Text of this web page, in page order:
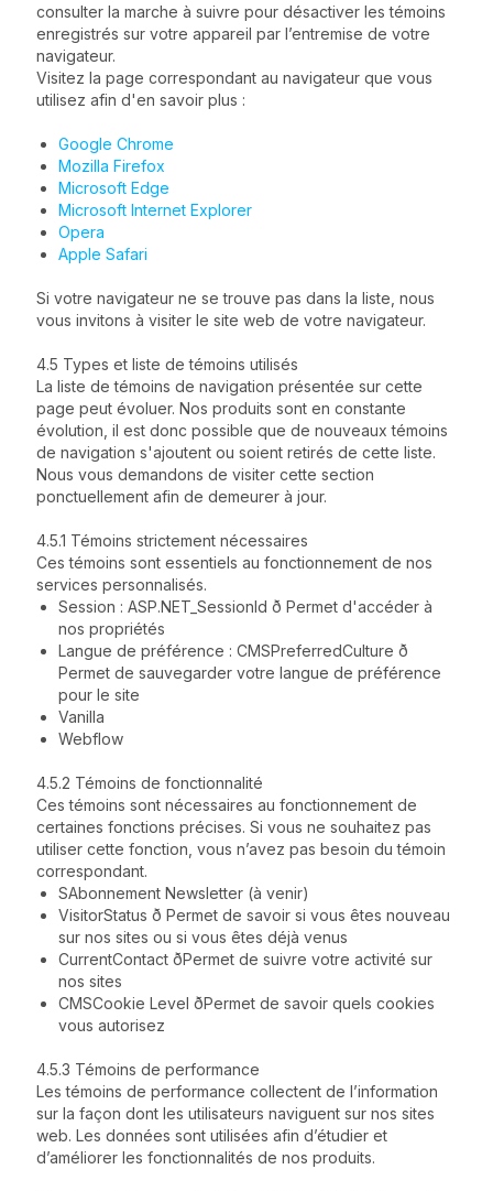
consulter la marche à suivre pour désactiver les témoins
enregistrés sur votre appareil par l’entremise de votre
navigateur.
Visitez la page correspondant au navigateur que vous
utilisez afin d'en savoir plus :
Google Chrome
Mozilla Firefox
Microsoft Edge
Microsoft Internet Explorer
Opera
Apple Safari
Si votre navigateur ne se trouve pas dans la liste, nous
vous invitons à visiter le site web de votre navigateur.
4.5 Types et liste de témoins utilisés
La liste de témoins de navigation présentée sur cette
page peut évoluer. Nos produits sont en constante
évolution, il est donc possible que de nouveaux témoins
de navigation s'ajoutent ou soient retirés de cette liste.
Nous vous demandons de visiter cette section
ponctuellement afin de demeurer à jour.
4.5.1 Témoins strictement nécessaires
Ces témoins sont essentiels au fonctionnement de nos
services personnalisés.
Session : ASP.NET_SessionId ð Permet d'accéder à
nos propriétés
Langue de préférence : CMSPreferredCulture ð
Permet de sauvegarder votre langue de préférence
pour le site
Vanilla
Webflow
4.5.2 Témoins de fonctionnalité
Ces témoins sont nécessaires au fonctionnement de
certaines fonctions précises. Si vous ne souhaitez pas
utiliser cette fonction, vous n’avez pas besoin du témoin
correspondant.
SAbonnement Newsletter (à venir)
VisitorStatus ð Permet de savoir si vous êtes nouveau
sur nos sites ou si vous êtes déjà venus
CurrentContact ðPermet de suivre votre activité sur
nos sites
CMSCookie Level ðPermet de savoir quels cookies
vous autorisez
4.5.3 Témoins de performance
Les témoins de performance collectent de l’information
sur la façon dont les utilisateurs naviguent sur nos sites
web. Les données sont utilisées afin d’étudier et
d’améliorer les fonctionnalités de nos produits.